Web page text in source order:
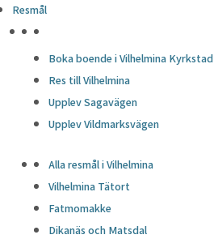
Resmål
Boka boende i Vilhelmina Kyrkstad
Res till Vilhelmina
Upplev Sagavägen
Upplev Vildmarksvägen
Alla resmål i Vilhelmina
Vilhelmina Tätort
Fatmomakke
Dikanäs och Matsdal